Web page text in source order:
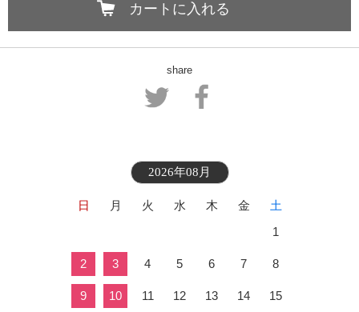
カートに入れる
share
2026年08月
日 月 火 水 木 金
土
1
2 3 4 5 6 7 8
9 10 11 12 13 14 15